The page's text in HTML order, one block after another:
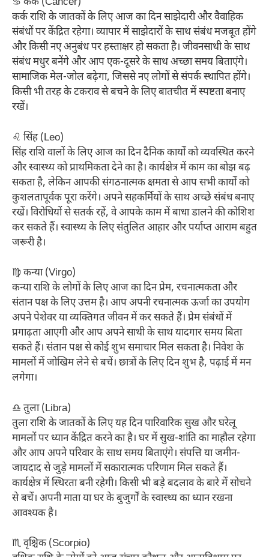
कर्क राशि के जातकों के लिए आज का दिन साझेदारी और वैवाहिक
संबंधों पर केंद्रित रहेगा। व्यापार में साझेदारों के साथ संबंध मजबूत होंगे
और किसी नए अनुबंध पर हस्ताक्षर हो सकता है। जीवनसाथी के साथ
संबंध मधुर बनेंगे और आप एक-दूसरे के साथ अच्छा समय बिताएंगे।
सामाजिक मेल-जोल बढ़ेगा, जिससे नए लोगों से संपर्क स्थापित होंगे।
किसी भी तरह के टकराव से बचने के लिए बातचीत में स्पष्टता बनाए
रखें।
♌ सिंह (Leo)
सिंह राशि वालों के लिए आज का दिन दैनिक कार्यों को व्यवस्थित करने
और स्वास्थ्य को प्राथमिकता देने का है। कार्यक्षेत्र में काम का बोझ बढ़
सकता है, लेकिन आपकी संगठनात्मक क्षमता से आप सभी कार्यों को
कुशलतापूर्वक पूरा करेंगे। अपने सहकर्मियों के साथ अच्छे संबंध बनाए
रखें। विरोधियों से सतर्क रहें, वे आपके काम में बाधा डालने की कोशिश
कर सकते हैं। स्वास्थ्य के लिए संतुलित आहार और पर्याप्त आराम बहुत
जरूरी है।
♍ कन्या (Virgo)
कन्या राशि के लोगों के लिए आज का दिन प्रेम, रचनात्मकता और
संतान पक्ष के लिए उत्तम है। आप अपनी रचनात्मक ऊर्जा का उपयोग
अपने पेशेवर या व्यक्तिगत जीवन में कर सकते हैं। प्रेम संबंधों में
प्रगाढ़ता आएगी और आप अपने साथी के साथ यादगार समय बिता
सकते हैं। संतान पक्ष से कोई शुभ समाचार मिल सकता है। निवेश के
मामलों में जोखिम लेने से बचें। छात्रों के लिए दिन शुभ है, पढ़ाई में मन
लगेगा।
♎ तुला (Libra)
तुला राशि के जातकों के लिए यह दिन पारिवारिक सुख और घरेलू
मामलों पर ध्यान केंद्रित करने का है। घर में सुख-शांति का माहौल रहेगा
और आप अपने परिवार के साथ समय बिताएंगे। संपत्ति या जमीन-
जायदाद से जुड़े मामलों में सकारात्मक परिणाम मिल सकते हैं।
कार्यक्षेत्र में स्थिरता बनी रहेगी। किसी भी बड़े बदलाव के बारे में सोचने
से बचें। अपनी माता या घर के बुजुर्गों के स्वास्थ्य का ध्यान रखना
आवश्यक है।
♏ वृश्चिक (Scorpio)